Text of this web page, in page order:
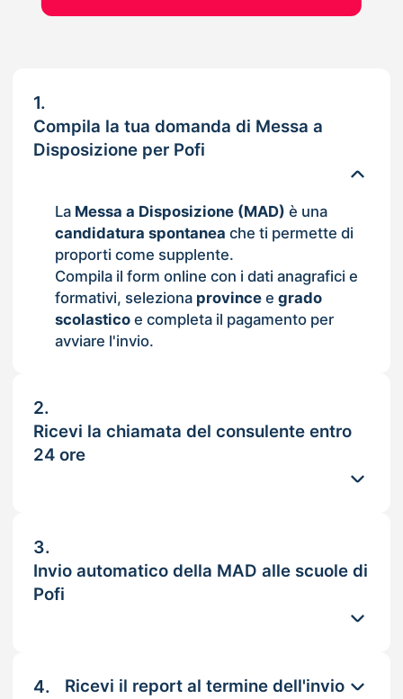
1.
Compila la tua domanda di Messa a
Disposizione per Pofi
La Messa a Disposizione (MAD) è una
candidatura spontanea che ti permette di
proporti come supplente.
Compila il form online con i dati anagrafici e
formativi, seleziona provincee grado
scolasticoe completa il pagamento per
avviare l'invio.
2.
Ricevi la chiamata del consulente entro
24 ore
3.
Invio automatico della MAD alle scuole di
Pofi
4. Ricevi il report al termine dell'invio